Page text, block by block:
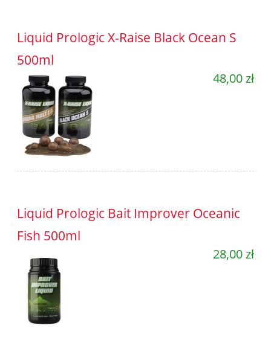
Liquid Prologic X-Raise Black Ocean S
500ml
48,00 zł
Liquid Prologic Bait Improver Oceanic
Fish 500ml
28,00 zł